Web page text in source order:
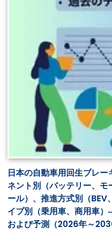
日本の自動車用回生ブレ
ネント別（バッテリー、モ
ール）、推進方式別（BEV
イプ別（乗用車、商用車）
および予測（2026年～